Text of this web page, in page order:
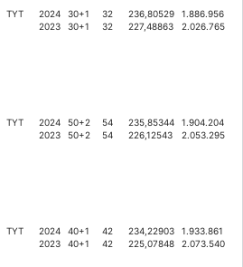
TYT
2024
2023
30+1
30+1
32
32
236,80529
227,48863
1.886.956
2.026.765
TYT
2024
2023
50+2
50+2
54
54
235,85344
226,12543
1.904.204
2.053.295
TYT
2024
2023
40+1
40+1
42
42
234,22903
225,07848
1.933.861
2.073.540